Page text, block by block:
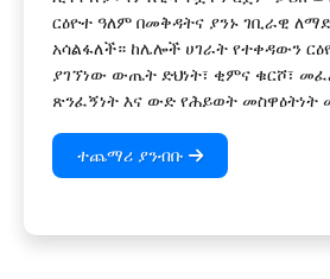
ርዕዮተ ዓለም በመቅዳትና ያንኑ ገቢራዊ
አሳልፋለች። ከሌሎች ሀገራት የተቀዳውን
ያገኘነው ውጤት ድህነት፣ ቂምና ቁርሾ፣
ጽንፈኝነት እና ውድ የሕይወት መስዋዕትነት
ተጨማሪ ያንብቡ